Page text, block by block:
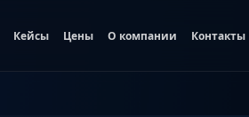
Кейсы Цены О компании Контакты